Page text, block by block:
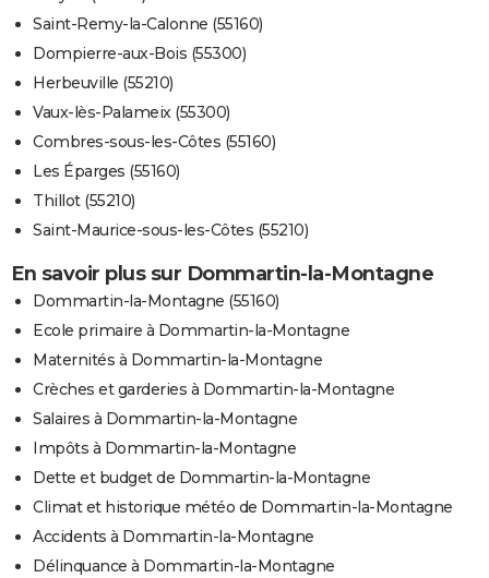
Saint-Remy-la-Calonne (55160)
Dompierre-aux-Bois (55300)
Herbeuville (55210)
Vaux-lès-Palameix (55300)
Combres-sous-les-Côtes (55160)
Les Éparges (55160)
Thillot (55210)
Saint-Maurice-sous-les-Côtes (55210)
En savoir plus sur Dommartin-la-Montagne
Dommartin-la-Montagne (55160)
Ecole primaire à Dommartin-la-Montagne
Maternités à Dommartin-la-Montagne
Crèches et garderies à Dommartin-la-Montagne
Salaires à Dommartin-la-Montagne
Impôts à Dommartin-la-Montagne
Dette et budget de Dommartin-la-Montagne
Climat et historique météo de Dommartin-la-Montagne
Accidents à Dommartin-la-Montagne
Délinquance à Dommartin-la-Montagne